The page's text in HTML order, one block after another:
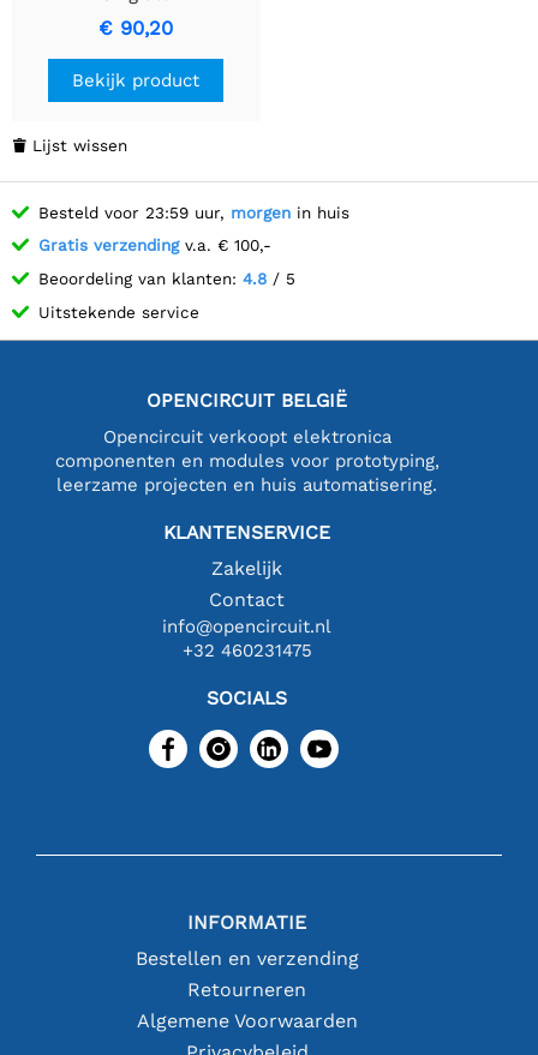
€ 90,20
Bekijk product
 Lijst wissen
Besteld voor 23:59 uur, morgen in huis
Gratis verzendingv.a. € 100,-
Beoordeling van klanten: 4.8 / 5
Uitstekende service
OPENCIRCUIT BELGIË
Opencircuit verkoopt elektronica
componenten en modules voor prototyping,
leerzame projecten en huis automatisering.
KLANTENSERVICE
Zakelijk
Contact
info@opencircuit.nl
+32 460231475
SOCIALS
INFORMATIE
Bestellen en verzending
Retourneren
Algemene Voorwaarden